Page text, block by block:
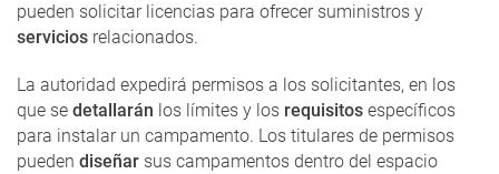
pueden solicitar licencias para ofrecer suministros y
servicios relacionados.
La autoridad expedirá permisos a los solicitantes, en los
que se detallarán los límites y los requisitos específicos
para instalar un campamento. Los titulares de permisos
pueden diseñar sus campamentos dentro del espacio